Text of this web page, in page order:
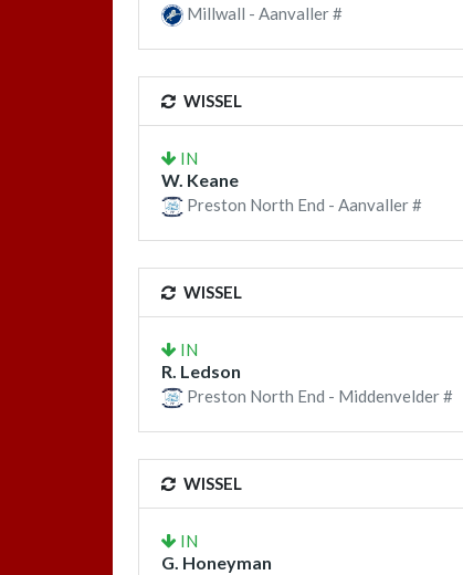
Millwall - Aanvaller #
WISSEL
IN
W. Keane
Preston North End - Aanvaller #
WISSEL
IN
R. Ledson
Preston North End - Middenvelder #
WISSEL
IN
G. Honeyman